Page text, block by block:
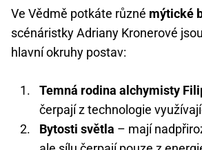
Ve Vědmě potkáte různé mýtické
scénáristky Adriany Kronerové
hlavní okruhy postav:
Temná rodina alchymisty
čerpají z technologie
Bytosti světla – mají